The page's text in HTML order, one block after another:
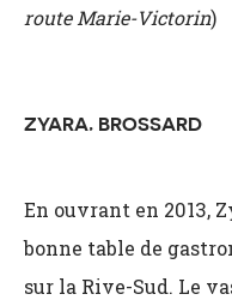
route Marie-Victorin)
ZYARA, BROSSARD
En ouvrant en 2013,
bonne table de
sur la Rive-Sud. Le